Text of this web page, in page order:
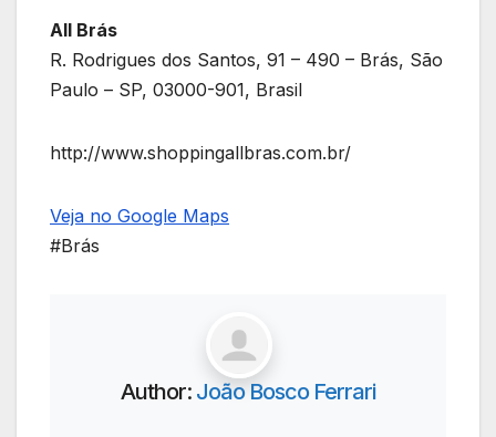
All Brás
R. Rodrigues dos Santos, 91 – 490 – Brás, São
Paulo – SP, 03000-901, Brasil
http://www.shoppingallbras.com.br/
Veja no Google Maps
#Brás
Author: João Bosco Ferrari